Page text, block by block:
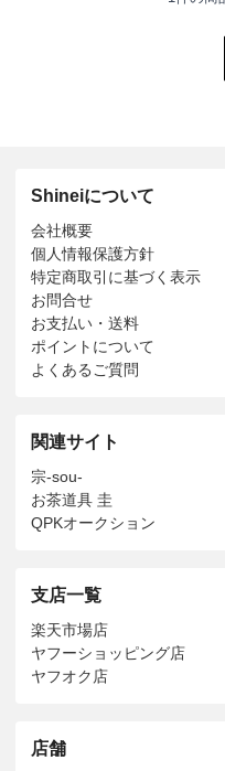
Shineiについて
会社概要
個人情報保護方針
特定商取引に基づく表示
お問合せ
お支払い・送料
ポイントについて
よくあるご質問
関連サイト
宗-sou-
お茶道具 圭
QPKオークション
支店一覧
楽天市場店
ヤフーショッピング店
ヤフオク店
店舗